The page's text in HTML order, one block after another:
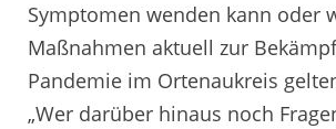
Symptomen wenden kann oder
Maßnahmen aktuell zur
Pandemie im Ortenaukreis
„Wer darüber hinaus noch